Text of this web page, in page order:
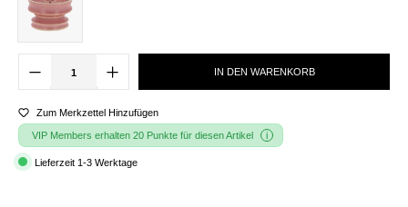
IN DEN WARENKORB
Zum Merkzettel Hinzufügen
VIP Members erhalten 20 Punkte für diesen Artikel
Lieferzeit 1-3 Werktage